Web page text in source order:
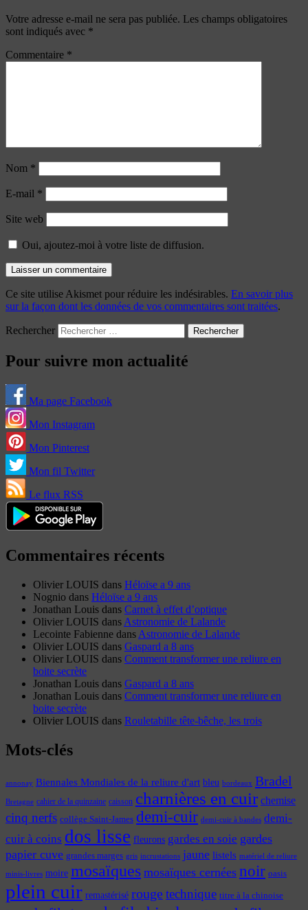
Votre adresse e-mail ne sera pas publiée. Les champs obligatoires
sont indiqués avec *
Commentaire *
Nom *
E-mail *
Site web
Oui, ajoutez-moi à votre liste de diffusion.
Ce site utilise Akismet pour réduire les indésirables. En savoir plus
sur la façon dont les données de vos commentaires sont traitées.
Rechercher
Pour suivre mon actualité
Ma page Facebook
Mon Instagram
Mon Pinterest
Mon fil Twitter
Le flux RSS
Commentaires récents
Olivier LOUIS dans Héloïse a 9 ans
Nognio dans Héloïse a 9 ans
Jonathan Louis dans Carnet à effet d’optique
Olivier LOUIS dans Astronomie de Lalande
Lecointe Fabienne dans Astronomie de Lalande
Olivier LOUIS dans Gaspard a 8 ans
Olivier LOUIS dans Comment transformer une reliure en
boite secrète
Jonathan Louis dans Gaspard a 8 ans
Jonathan Louis dans Comment transformer une reliure en
boite secrète
Olivier LOUIS dans Rouletabille tête-bêche, les trois
Mots-clés
annonay Biennales Mondiales de la reliure d'art bleu bordeaux Bradel
Bretagne cahier de la quinzaine caisson charnières en cuir chemise
cinq nerfs collège Saint-James demi-cuir demi-cuir à bandes demi-
cuir à coins dos lisse fleurons gardes en soie gardes
papier cuve grandes marges gris incrustations jaune listels matériel de reliure
minis-livres moire mosaïques mosaïques cernées noir oasis
plein cuir remastérisé rougetechnique titre à la chinoise